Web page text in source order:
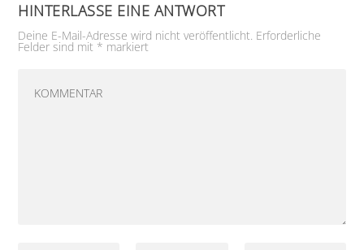
HINTERLASSE EINE ANTWORT
Deine E-Mail-Adresse wird nicht veröffentlicht. Erforderliche
Felder sind mit * markiert